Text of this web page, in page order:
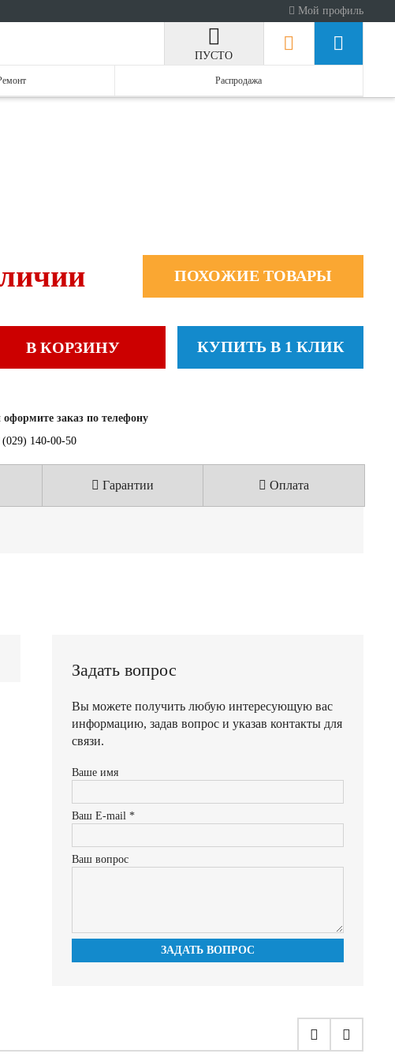
Мой профиль
ПУСТО
Распродажа
ПОХОЖИЕ ТОВАРЫ
В КОРЗИНУ КУПИТЬ В 1 КЛИК
заказ по телефону
(029) 140-00-50
Гарантии Оплата
Задать вопрос
Вы можете получить любую интересующую вас
информацию, задав вопрос и указав контакты для
связи.
Ваше имя
Ваш E-mail *
Ваш вопрос
ЗАДАТЬ ВОПРОС